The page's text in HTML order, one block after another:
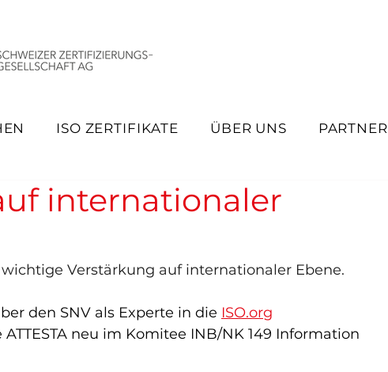
ISO ZERTIFIKATE ÜBER UNS PARTNER
internationaler
Verstärkung auf internationaler Ebene.
den SNV als Experte in die ISO.org
neu im Komitee INB/NK 149 Information